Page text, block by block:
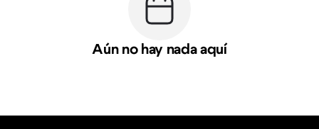
Aún no hay nada aquí